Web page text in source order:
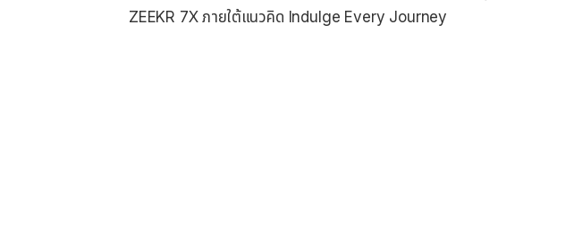
ZEEKR 7X ภายใต้แนวคิด Indulge Every Journey